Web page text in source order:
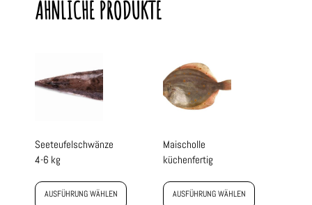
ÄHNLICHE PRODUKTE
Seeteufelschwänze
4-6 kg
AUSFÜHRUNG WÄHLEN
Maischolle
küchenfertig
AUSFÜHRUNG WÄHLEN